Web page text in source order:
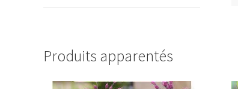
Produits apparentés